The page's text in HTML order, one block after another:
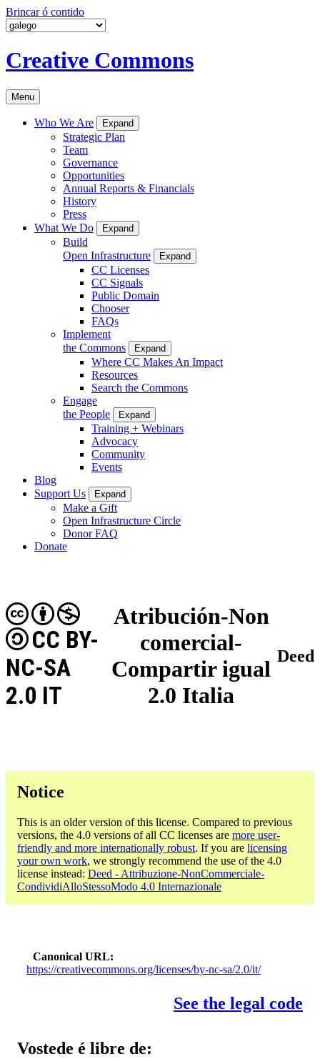
Brincar ó contido
Creative Commons
Menu
Who We Are Expand
Strategic Plan
Team
Governance
Opportunities
Annual Reports & Financials
History
Press
What We Do
Expand
Build
Open Infrastructure
Expand
CC Licenses
CC Signals
Public Domain
Chooser
FAQs
Implement
the Commons
Expand
Where CC Makes An Impact
Resources
Search the Commons
Engage
the People
Expand
Training + Webinars
Advocacy
Community
Events
Blog
Support Us
Expand
Make a Gift
Open Infrastructure Circle
Donor FAQ
Donate
Atribución-Non
comercial-
Compartir igual
2.0 Italia
CC BY-
NC-SA
2.0 IT
Deed
Notice
This is an older version of this license. Compared to previous
versions, the 4.0 versions of all CC licenses are more user-
friendly and more internationally robust. If you are licensing
your own work, we strongly recommend the use of the 4.0
license instead: Deed - Attribuzione-NonCommerciale-
CondividiAlloStessoModo 4.0 Internazionale
Canonical URL
https://creativecommons.org/licenses/by-nc-sa/2.0/it/
See the legal code
Vostede é libre de: